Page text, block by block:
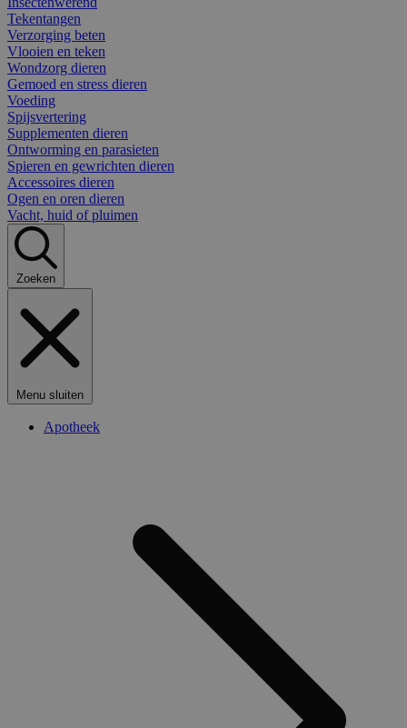
Tekentangen
Verzorging beten
Vlooien en teken
Wondzorg dieren
Gemoed en stress dieren
Voeding
Spijsvertering
Supplementen dieren
Ontworming en parasieten
Spieren en gewrichten dieren
Accessoires dieren
Ogen en oren dieren
Vacht, huid of pluimen
Zoeken
Menu sluiten
Apotheek